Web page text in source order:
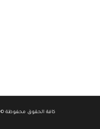
كافة الحقوق محفوظة © 2014-2026 |